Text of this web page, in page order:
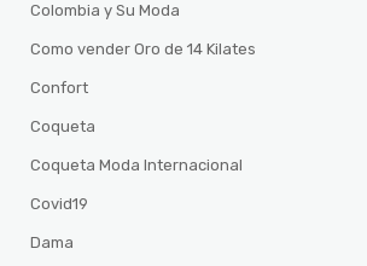
Colombia y Su Moda
Como vender Oro de 14 Kilates
Confort
Coqueta
Coqueta Moda Internacional
Covid19
Dama